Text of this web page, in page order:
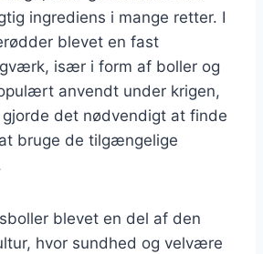
ingrediens i mange retter. I
blevet en fast
især i form af boller og
anvendt under krigen,
det nødvendigt at finde
bruge de tilgængelige
blevet en del af den
hvor sundhed og velvære